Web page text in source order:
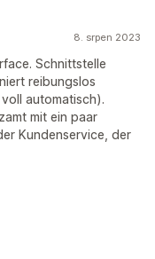
8. srpen 2023
Schnittstelle
reibungslos
automatisch).
mit ein paar
Kundenservice, der